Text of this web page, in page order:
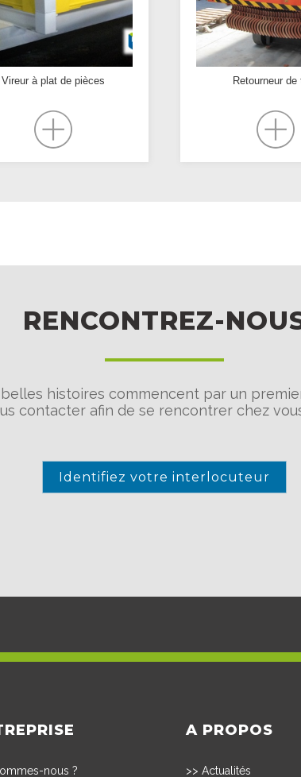
Vireur à plat de pièces Retourneur de
RENCONTREZ-
histoires commencent par un
contacter afin de se rencontrer chez
Identifiez votre interlocuteur
nous ?
A PROPOS
>> Actualités